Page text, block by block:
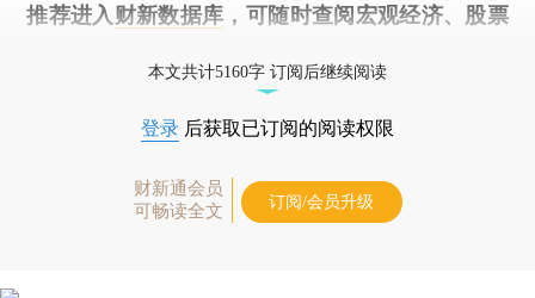
推荐进入 财新数据库 ，可随时查阅宏观经济、股票
本文共计5160字 订阅后继续阅读
登录 后获取已订阅的阅读权限
财新通会员
可畅读全文
订阅/会员升级